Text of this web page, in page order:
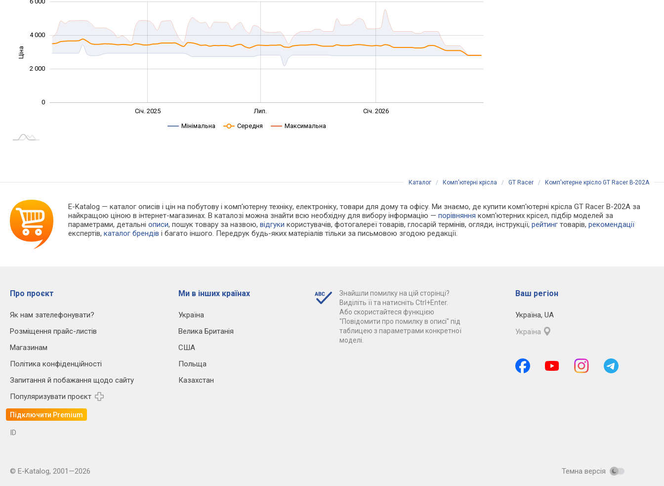
Ціна
0
2 000
4 000
Січ. 2025 Лип. Січ. 2026
Мінімальна Середня Максимальна
Каталог / Комп'ютерні крісла / GT Racer / Комп'ютерне крісло GT Racer B-202A
E-Katalog — каталог описів і цін на побутову і комп'ютерну техніку, електроніку, товари для дому та офісу. Ми знаємо, де купити комп'ютерні крісла GT Racer B-202A за
найкращою ціною в інтернет-магазинах. В каталозі можна знайти всю необхідну для вибору інформацію —порівняння комп'ютерних крісел, підбір моделей за
параметрами, детальніописи, пошук товару за назвою,відгуки користувачів, фотогалереї товарів, глосарій термінів, огляди, інструкції,рейтинг товарів,рекомендації
експертів,каталог брендів і багато іншого. Передрук будь-яких матеріалів тільки за письмовою згодою редакції.
Про проєкт
Як нам зателефонувати?
Розміщення прайс-листів
Магазинам
Політика конфіденційності
Запитання й побажання щодо сайту
Популяризувати проєкт
Підключити Premium
Ми в інших країнах
Україна
Велика Британія
США
Польща
Казахстан
Знайшли помилку на цій сторінці?
Виділіть її та натисніть Ctrl+Enter.
Або скористайтеся функцією
"Повідомити про помилку в описі" під
таблицею з параметрами конкретної
моделі.
Ваш регіон
Україна, UA
Україна
ID
© E-Katalog, 2001—2026 Темна версія